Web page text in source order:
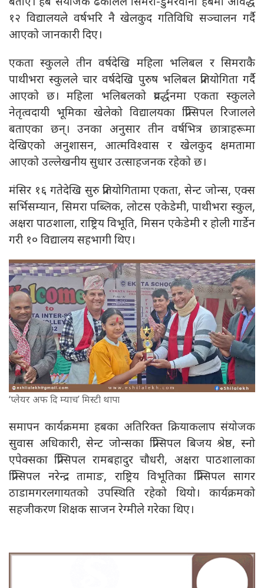
१२ विद्यालयले वर्षभरि नै खेलकुद गतिविधि सञ्चालन गर्दै
आएको जानकारी दिए।
एकता स्कुलले तीन वर्षदेखि महिला भलिबल र सिमराकै
पाथीभरा स्कुलले चार वर्षदेखि पुरुष भलिबल प्रतियोगिता गर्दै
आएको छ। महिला भलिबलको प्रवर्द्धनमा एकता स्कुलले
नेतृत्वदायी भूमिका खेलेको विद्यालयका प्रिन्सिपल रिजालले
बताएका छन्। उनका अनुसार तीन वर्षभित्र छात्राहरूमा
देखिएको अनुशासन, आत्मविश्वास र खेलकुद क्षमतामा
आएको उल्लेखनीय सुधार उत्साहजनक रहेको छ।
मंसिर १६ गतेदेखि सुरु प्रतियोगितामा एकता, सेन्ट जोन्स, एक्स
सर्भिसम्यान, सिमरा पब्लिक, लोटस एकेडेमी, पाथीभरा स्कुल,
अक्षरा पाठशाला, राष्ट्रिय विभूति, मिसन एकेडेमी र होली गार्डेन
गरी १० विद्यालय सहभागी थिए।
‘प्लेयर अफ दि म्याच’ मिस्टी थापा
समापन कार्यक्रममा हबका अतिरिक्त क्रियाकलाप संयोजक
सुवास अधिकारी, सेन्ट जोन्सका प्रिन्सिपल बिजय श्रेष्ठ, स्नो
एपेक्सका प्रिन्सिपल रामबहादुर चौधरी, अक्षरा पाठशालाका
प्रिन्सिपल नरेन्द्र तामाङ, राष्ट्रिय विभूतिका प्रिन्सिपल सागर
ठाडामगरलगायतको उपस्थिति रहेको थियो। कार्यक्रमको
सहजीकरण शिक्षक साजन रेग्मीले गरेका थिए।